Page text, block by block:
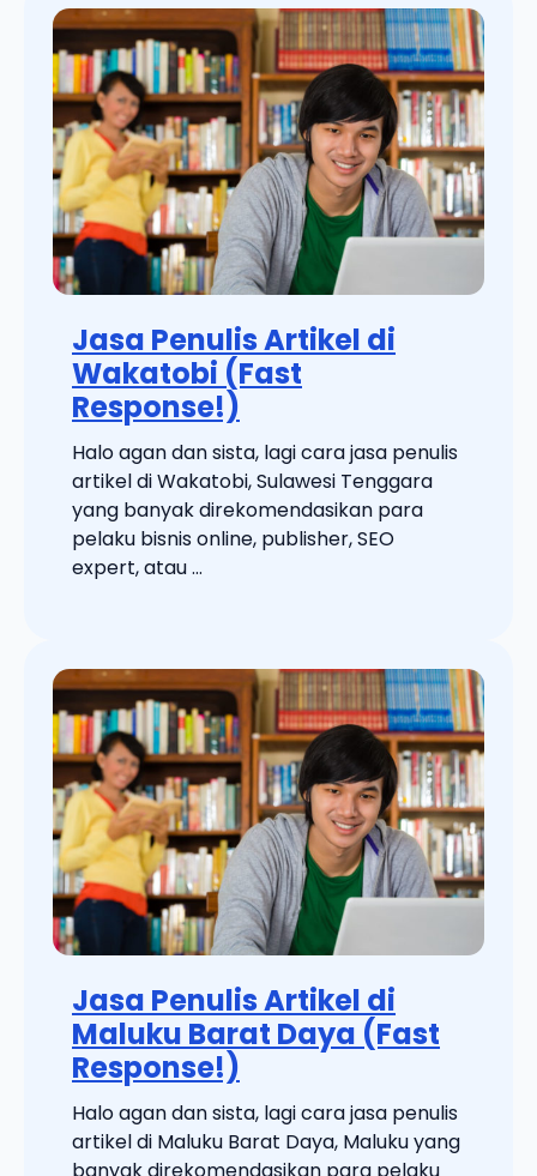
Jasa Penulis Artikel di
Wakatobi (Fast
Response!)
Halo agan dan sista, lagi cara jasa penulis
artikel di Wakatobi, Sulawesi Tenggara
yang banyak direkomendasikan para
pelaku bisnis online, publisher, SEO
expert, atau ...
Jasa Penulis Artikel di
Maluku Barat Daya (Fast
Response!)
Halo agan dan sista, lagi cara jasa penulis
artikel di Maluku Barat Daya, Maluku yang